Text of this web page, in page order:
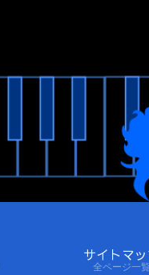
サイトマ
全ページ一覧